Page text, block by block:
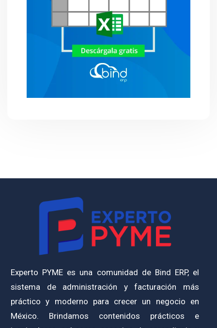
Experto PYME es una comunidad de Bind ERP, el
sistema de administración y facturación más
práctico y moderno para crecer un negocio en
México. Brindamos contenidos prácticos e